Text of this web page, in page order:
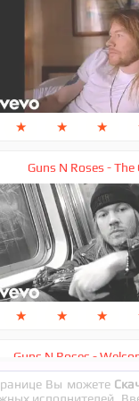
★ ★ ★
Guns N Roses - The
★ ★ ★
Guns N Roses -
Jungle
Вы можете